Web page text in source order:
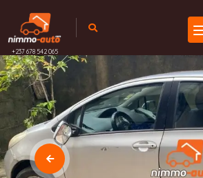
+237 678 542 065